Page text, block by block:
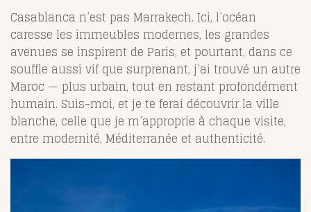
Casablanca n’est pas Marrakech. Ici, l’océan
caresse les immeubles modernes, les grandes
avenues se inspirent de Paris, et pourtant, dans ce
souffle aussi vif que surprenant, j’ai trouvé un autre
Maroc — plus urbain, tout en restant profondément
humain. Suis-moi, et je te ferai découvrir la ville
blanche, celle que je m’approprie à chaque visite,
entre modernité, Méditerranée et authenticité.